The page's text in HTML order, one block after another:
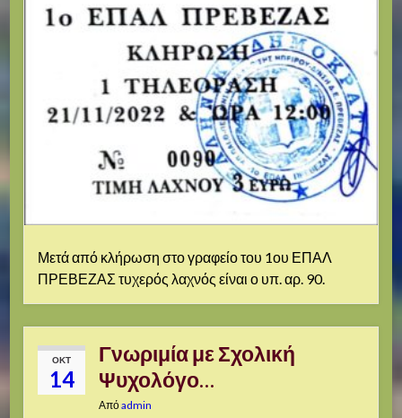
Μετά από κλήρωση στο γραφείο του 1ου ΕΠΑΛ
ΠΡΕΒΕΖΑΣ τυχερός λαχνός είναι ο υπ. αρ. 90.
ΟΚΤ
14
Γνωριμία με Σχολική
Ψυχολόγο…
Απόadmin